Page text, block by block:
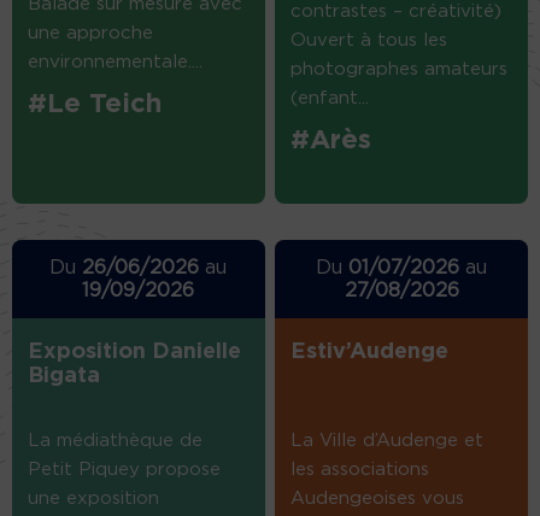
Balade sur mesure avec
une approche
environnementale....
#Le Teich
contrastes – créativité)
Ouvert à tous les
photographes amateurs
(enfant...
#Arès
Du 26/06/2026 au
19/09/2026
Exposition Danielle
Bigata
La médiathèque de
Petit Piquey propose
une exposition
Du 01/07/2026 au
27/08/2026
Estiv’Audenge
La Ville d’Audenge et
les associations
Audengeoises vous